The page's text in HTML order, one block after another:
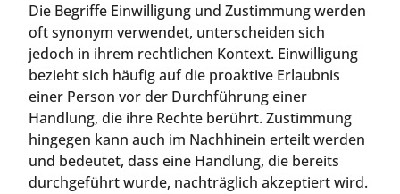
Die Begriffe Einwilligung und Zustimmung werden
oft synonym verwendet, unterscheiden sich
jedoch in ihrem rechtlichen Kontext. Einwilligung
bezieht sich häufig auf die proaktive Erlaubnis
einer Person vor der Durchführung einer
Handlung, die ihre Rechte berührt. Zustimmung
hingegen kann auch im Nachhinein erteilt werden
und bedeutet, dass eine Handlung, die bereits
durchgeführt wurde, nachträglich akzeptiert wird.